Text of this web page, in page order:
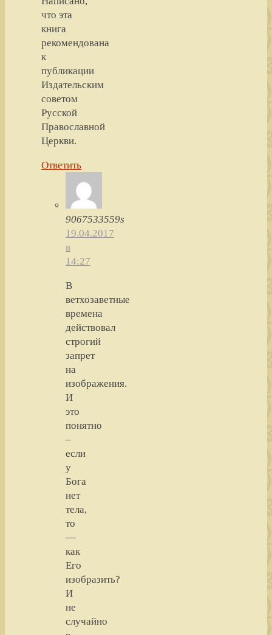
что эта
книга
рекомендована
к
публикации
Издательским
советом
Русской
Православной
Церкви.
Ответить
9067533559s
19.04.2017
в
14:27
В
ветхозаветные
времена
действовал
строгий
запрет
на
изображения.
И
это
понятно
–
если
у
Бога
нет
тела,
то
—
как
Его
изобразить?
И
не
случайно